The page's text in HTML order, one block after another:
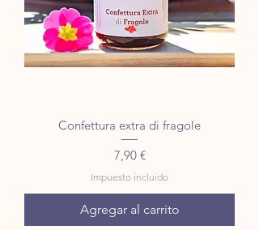
Confettura extra di fragole
Precio
7,90 €
Impuesto incluido
Agregar al carrito